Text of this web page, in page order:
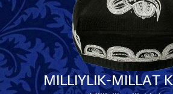
MILLIYLIK-MILLAT